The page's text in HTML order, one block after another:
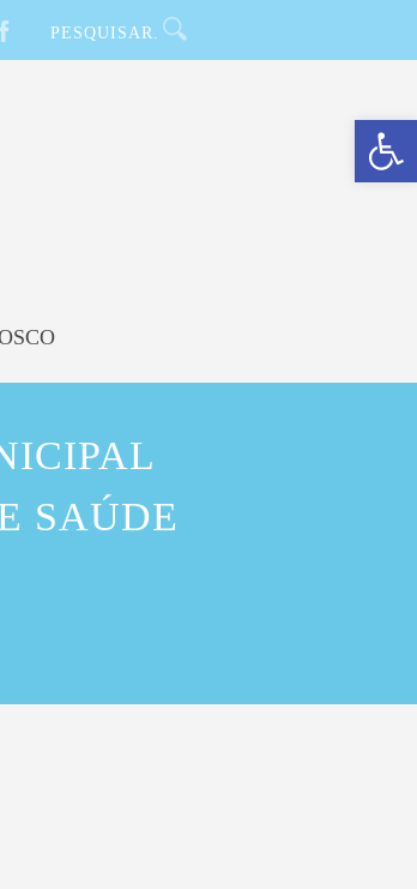
Barra de Ferramentas Aberta
SAÚDE